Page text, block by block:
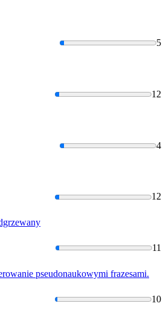
5
12
4
12
11
pseudonaukowymi frazesami.
10